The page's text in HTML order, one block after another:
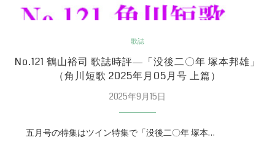
歌誌
No.121 鶴山裕司 歌誌時評―「没後二〇年 塚本邦雄」
（角川短歌 2025年月05月号 上篇）
2025年9月15日
五月号の特集はツイン特集で「没後二〇年 塚本…